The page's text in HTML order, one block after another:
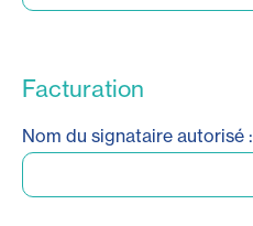
Facturation
Nom du signataire autorisé :